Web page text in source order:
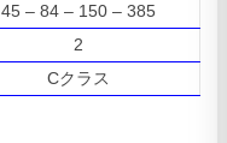
45 – 84 – 150 – 385
2
Cクラス